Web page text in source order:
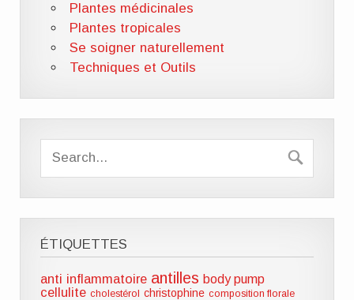
Plantes médicinales
Plantes tropicales
Se soigner naturellement
Techniques et Outils
ÉTIQUETTES
anti inflammatoire antilles body pump
cellulite cholestérol christophine composition florale